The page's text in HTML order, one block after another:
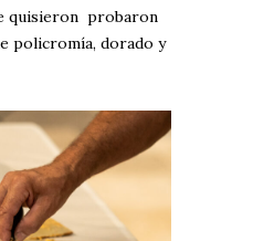
quisieron probaron
policromía, dorado y